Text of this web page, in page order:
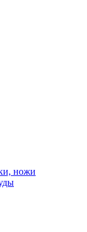
ножи